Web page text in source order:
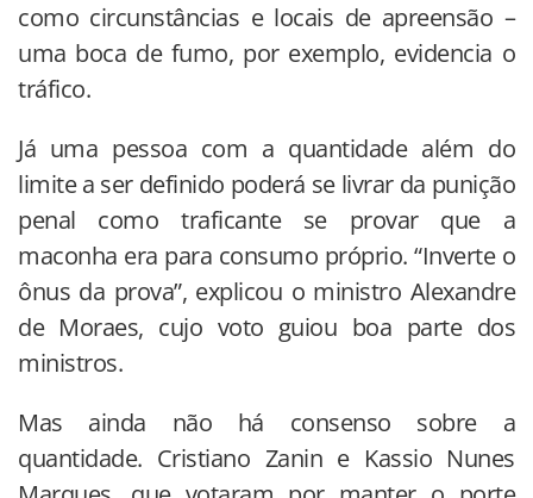
como circunstâncias e locais de apreensão –
uma boca de fumo, por exemplo, evidencia o
tráfico.
Já uma pessoa com a quantidade além do
limite a ser definido poderá se livrar da punição
penal como traficante se provar que a
maconha era para consumo próprio. “Inverte o
ônus da prova”, explicou o ministro Alexandre
de Moraes, cujo voto guiou boa parte dos
ministros.
Mas ainda não há consenso sobre a
quantidade. Cristiano Zanin e Kassio Nunes